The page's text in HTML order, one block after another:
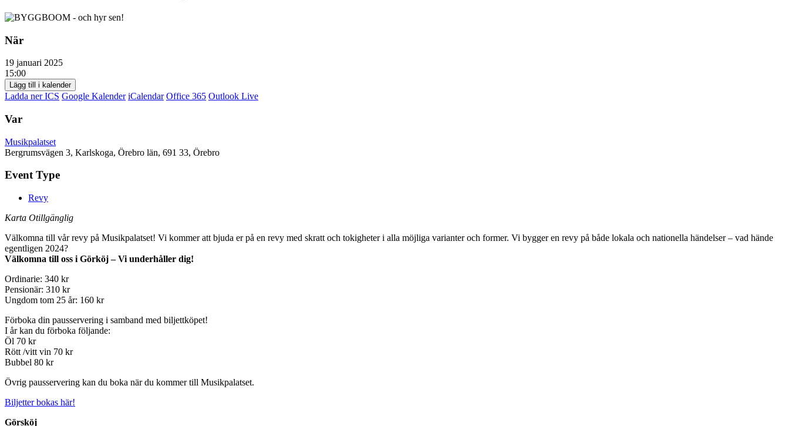
När
19 januari 2025
15:00
Lägg till i kalender
Ladda ner ICS Google Kalender iCalendar Office 365 Outlook Live
Var
Musikpalatset
Bergrumsvägen 3, Karlskoga, Örebro län, 691 33, Örebro
Event Type
Revy
Karta Otillgänglig
Välkomna till vår revy på Musikpalatset! Vi kommer att bjuda er på en revy med skratt och tokigheter i alla möjliga varianter och former. Vi bygger en revy på både lokala och nationella händelser – vad hände
egentligen 2024?
Välkomna till oss i Görköj – Vi underhåller dig!
Ordinarie: 340 kr
Pensionär: 310 kr
Ungdom tom 25 år: 160 kr
Förboka din pausservering i samband med biljettköpet!
I år kan du förboka följande:
Öl 70 kr
Rött /vitt vin 70 kr
Bubbel 80 kr
Övrig pausservering kan du boka när du kommer till Musikpalatset.
Biljetter bokas här!
Görsköj